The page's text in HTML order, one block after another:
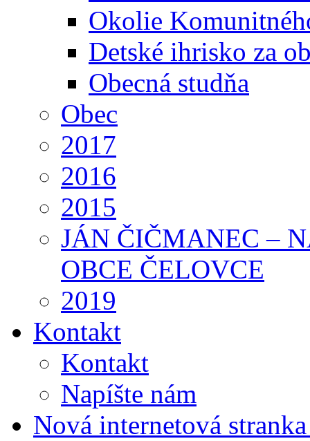
Okolie
Detské ihrisko za
Obecná studňa
Obec
2017
2016
2015
JÁN ČIČMANEC –
OBCE ČELOVCE
2019
Kontakt
Kontakt
Napíšte nám
Nová internetová